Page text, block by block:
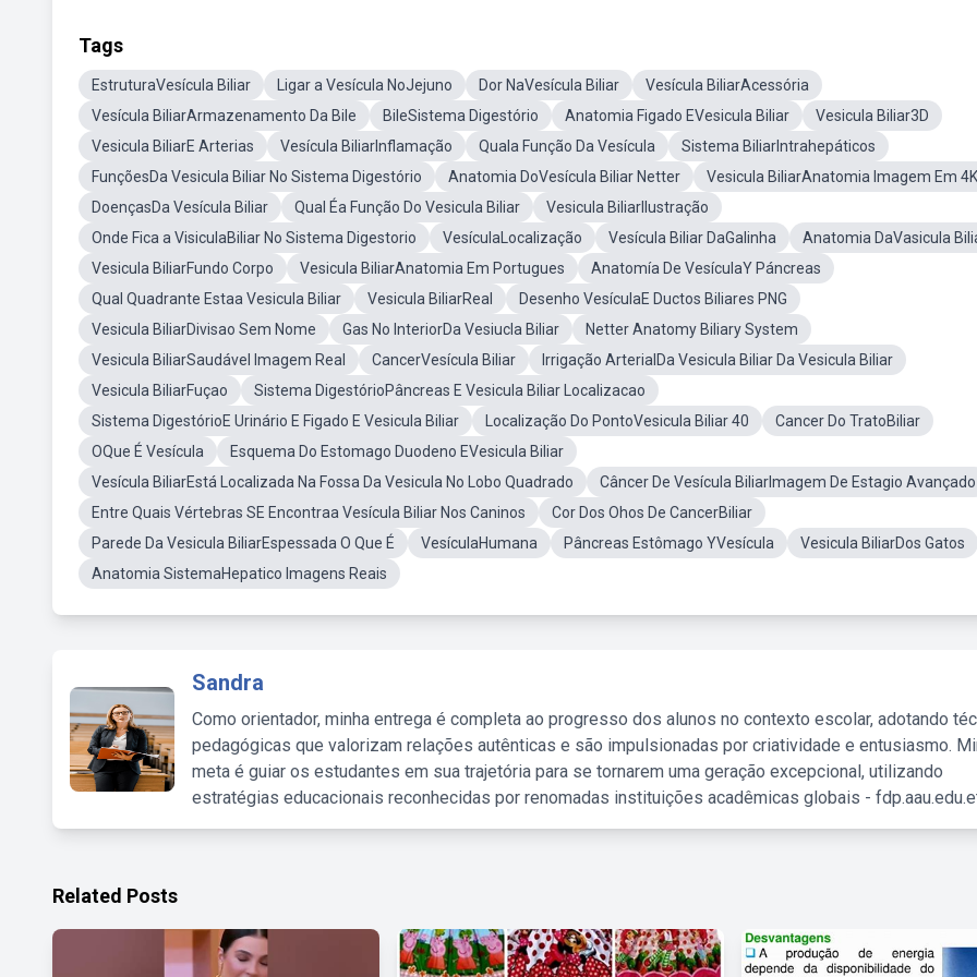
Tags
EstruturaVesícula Biliar Ligar a Vesícula NoJejuno Dor NaVesícula Biliar
Vesícula BiliarAcessória
Vesícula BiliarArmazenamento Da Bile
BileSistema Digestório Anatomia Figado EVesicula Biliar
Vesicula Biliar3D
Vesicula BiliarE Arterias
Vesícula BiliarInflamação Quala Função Da Vesícula
Sistema BiliarIntrahepáticos
FunçõesDa Vesicula Biliar No Sistema Digestório
Anatomia DoVesícula Biliar Netter
Vesicula BiliarAnatomia Imagem Em 4K
DoençasDa Vesícula Biliar
Qual Éa Função Do Vesicula Biliar
Vesicula BiliarIlustração
Onde Fica a VisiculaBiliar No Sistema Digestorio
VesículaLocalização Vesícula Biliar DaGalinha
Anatomia DaVasicula
Vesicula BiliarFundo Corpo
Vesicula BiliarAnatomia Em Portugues
Anatomía De VesículaY Páncreas
Qual Quadrante Estaa Vesicula Biliar
Vesicula BiliarReal
Desenho VesículaE Ductos Biliares PNG
Vesicula BiliarDivisao Sem Nome
Gas No InteriorDa Vesiucla Biliar
Netter Anatomy Biliary System
Vesicula BiliarSaudável Imagem Real
CancerVesícula Biliar
Irrigação ArterialDa Vesicula Biliar Da Vesicula Biliar
Vesicula BiliarFuçao
Sistema DigestórioPâncreas E Vesicula Biliar Localizacao
Sistema DigestórioE Urinário E Figado E Vesicula Biliar
Localização Do PontoVesicula Biliar 40
Cancer Do TratoBiliar
OQue É Vesícula
Esquema Do Estomago Duodeno EVesicula Biliar
Vesícula BiliarEstá Localizada Na Fossa Da Vesicula No Lobo Quadrado
Câncer De Vesícula BiliarImagem De Estagio Avançado
Entre Quais Vértebras SE Encontraa Vesícula Biliar Nos Caninos
Cor Dos Ohos De CancerBiliar
Parede Da Vesicula BiliarEspessada O Que É
VesículaHumana Pâncreas Estômago YVesícula
Vesicula BiliarDos Gatos
Anatomia SistemaHepatico Imagens Reais
Sandra
Como orientador, minha entrega é completa ao progresso dos alunos no contexto escolar, adotando
pedagógicas que valorizam relações autênticas e são impulsionadas por criatividade e entusiasmo.
meta é guiar os estudantes em sua trajetória para se tornarem uma geração excepcional, utilizando
estratégias educacionais reconhecidas por renomadas instituições acadêmicas globais -
Related Posts